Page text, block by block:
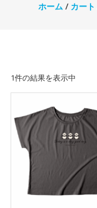
ホーム/ カート
1件の結果を表示中